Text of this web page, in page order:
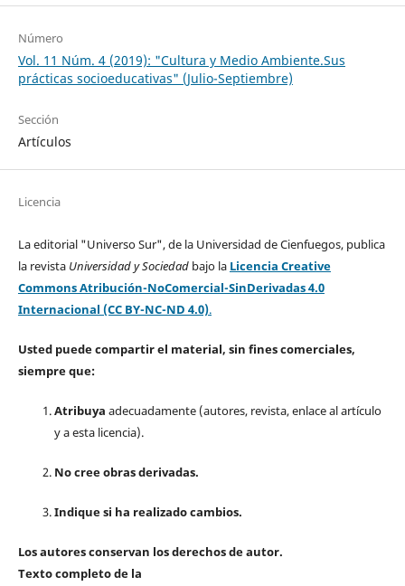
Número
Vol. 11 Núm. 4 (2019): "Cultura y Medio Ambiente.Sus
prácticas socioeducativas" (Julio-Septiembre)
Sección
Artículos
Licencia
La editorial "Universo Sur", de la Universidad de Cienfuegos, publica
la revista Universidad y Sociedad bajo la Licencia Creative
Commons Atribución-NoComercial-SinDerivadas 4.0
Internacional (CC BY-NC-ND 4.0).
Usted puede compartir el material, sin fines comerciales,
siempre que:
Atribuya adecuadamente (autores, revista, enlace al artículo
y a esta licencia).
No cree obras derivadas.
Indique si ha realizado cambios.
Los autores conservan los derechos de autor.
Texto completo de la